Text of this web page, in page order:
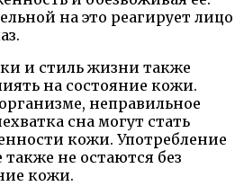
на это реагирует лицо
и стиль жизни также
на состояние кожи.
неправильное
сна могут стать
кожи. Употребление
не остаются без
кожи.